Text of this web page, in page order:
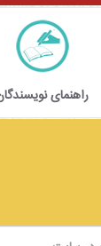
راهنمای